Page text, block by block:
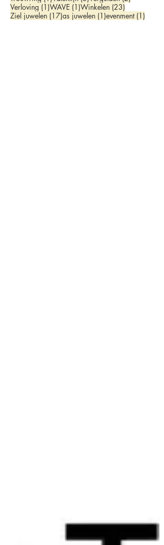
Verloving (1)1 post
WAVE (1)1 post
Winkelen (23)
Ziel juwelen (17)17 posts
as juwelen (1)1 post
evenment (1)